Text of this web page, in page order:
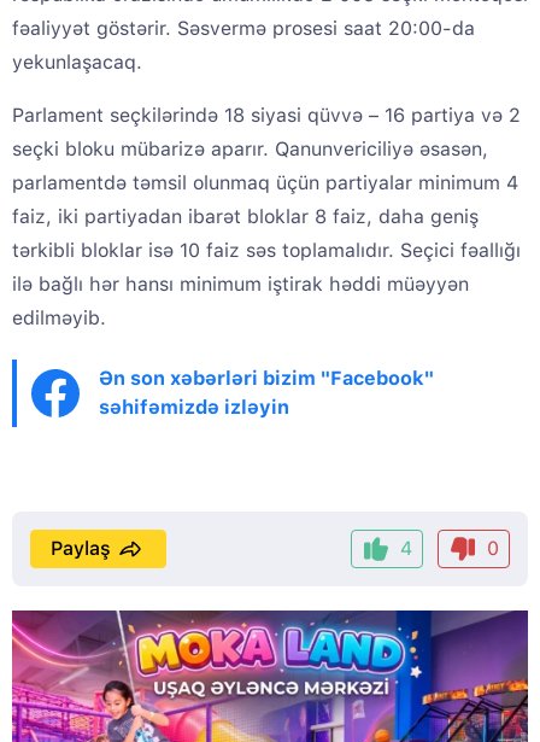
fəaliyyət göstərir. Səsvermə prosesi saat 20:00-da
yekunlaşacaq.
Parlament seçkilərində 18 siyasi qüvvə – 16 partiya və 2
seçki bloku mübarizə aparır. Qanunvericiliyə əsasən,
parlamentdə təmsil olunmaq üçün partiyalar minimum 4
faiz, iki partiyadan ibarət bloklar 8 faiz, daha geniş
tərkibli bloklar isə 10 faiz səs toplamalıdır. Seçici fəallığı
ilə bağlı hər hansı minimum iştirak həddi müəyyən
edilməyib.
Ən son xəbərləri bizim "Facebook"
səhifəmizdə izləyin
4 0
Paylaş